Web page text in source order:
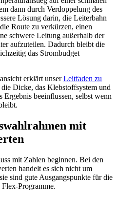
dann durch Verdoppelung des
Lösung darin, die Leiterbahn
Route zu verkürzen, einen
schwere Leitung außerhalb der
aufzuteilen. Dadurch bleibt die
das Strombudget
erklärt unserLeitfaden zu
Dicke, das Klebstoffsystem und
Ergebnis beeinflussen, selbst wenn
mit
mit Zahlen beginnen. Bei den
handelt es sich nicht um
sind gute Ausgangspunkte für die
Programme.